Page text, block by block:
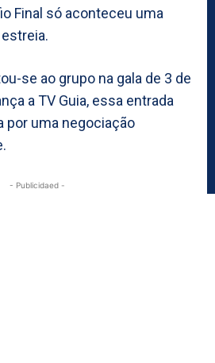
Final só aconteceu uma
se ao grupo na gala de 3 de
a TV Guia, essa entrada
por uma negociação
- Publicidaed -